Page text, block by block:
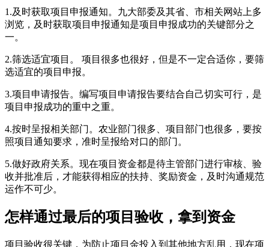
1.及时获取项目申报通知。九大部委及其省、市相关网站上多
浏览，及时获取项目申报通知是项目申报成功的关键部分之
一。
2.筛选适宜项目。 项目很多也很好，但是不一定合适你，要筛
选适宜的项目申报。
3.项目申请报告。编写项目申请报告要结合自己切实可行，是
项目申报成功的重中之重。
4.按时呈报相关部门。农业部门很多、项目部门也很多，要按
照项目通知要求，准时呈报给对口的部门。
5.做好政府关系。现在项目资金都是待主管部门进行审核、验
收并批准后，才能获得相应的扶持、奖励资金，及时沟通规范
运作不可少。
怎样通过最后的项目验收，拿到资金
项目验收很关键，为防止项目金投入到其他地方乱用，现在项